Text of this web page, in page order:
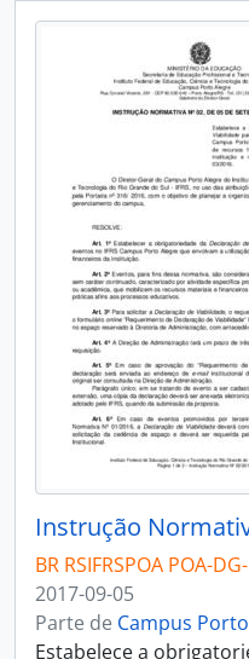
Instrução
BR RSIFRSPOA POA-
2017-09-05
Parte de Campus Porto
Estabelece a